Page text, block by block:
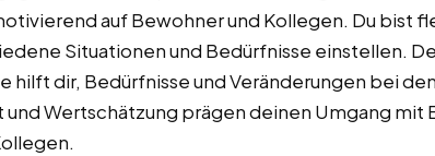
auf Bewohner und Kollegen. Du bist
Situationen und Bedürfnisse einstellen.
hilft dir, Bedürfnisse und Veränderungen bei
Wertschätzung prägen deinen Umgang mit